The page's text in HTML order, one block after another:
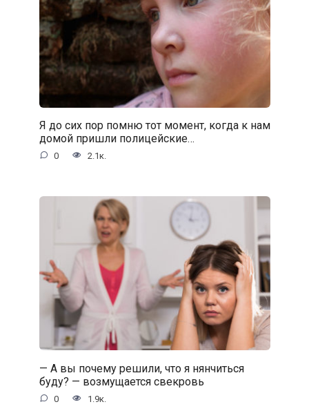
Я до сих пор помню тот момент, когда к нам
домой пришли полицейские…
0 2.1к.
— А вы почему решили, что я нянчиться
буду? — возмущается свекровь
0 1.9к.